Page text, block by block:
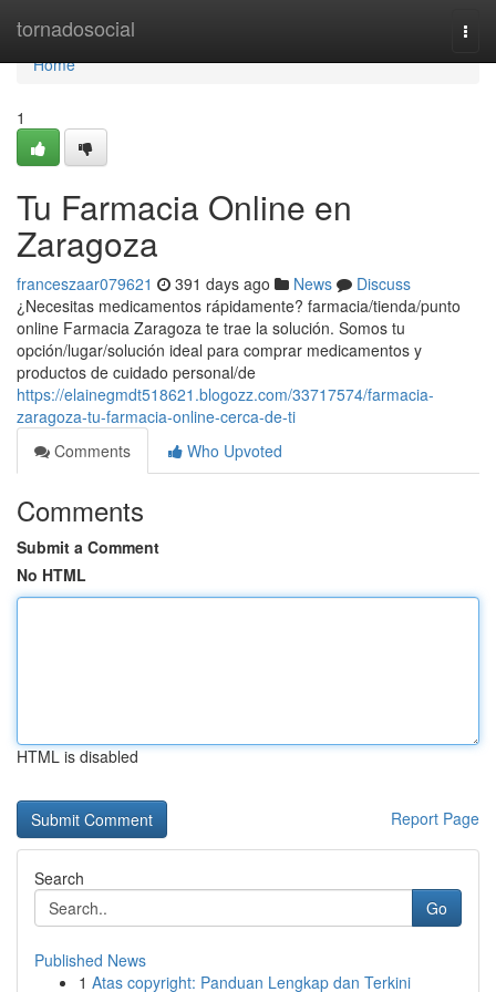
tornadosocial
Home
Home
1
Tu Farmacia Online en
Zaragoza
franceszaar079621 391 days ago News
Discuss
¿Necesitas medicamentos rápidamente? farmacia/tienda/punto
online Farmacia Zaragoza te trae la solución. Somos tu
opción/lugar/solución ideal para comprar medicamentos y
productos de cuidado personal/de
https://elainegmdt518621.blogozz.com/33717574/farmacia-
zaragoza-tu-farmacia-online-cerca-de-ti
Comments
Who Upvoted
Comments
Submit a Comment
No HTML
HTML is disabled
Report Page
Search
Go
Published News
1 Atas copyright: Panduan Lengkap dan Terkini